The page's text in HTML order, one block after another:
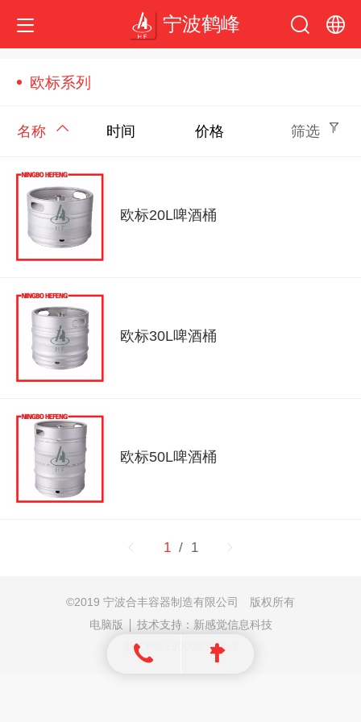
宁波鹤峰
欧标系列
名称 时间 价格 筛选
欧标20L啤酒桶
欧标30L啤酒桶
欧标50L啤酒桶
1 / 1
©2019 宁波合丰容器制造有限公司 版权所有
电脑版
技术支持： 新感觉信息科技
浙ICP备19009937号-1